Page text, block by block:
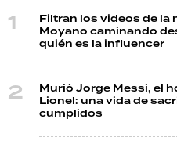
Filtran los videos de la
Moyano caminando
quién es la influencer
Murió Jorge Messi, el
Lionel: una vida de
cumplidos